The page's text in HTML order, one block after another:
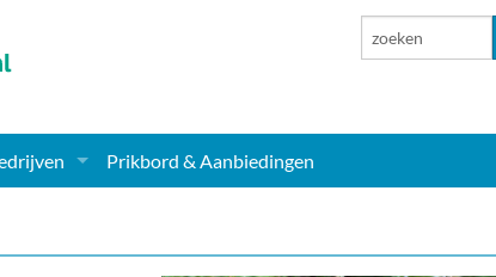
Prikbord & Aanbiedingen